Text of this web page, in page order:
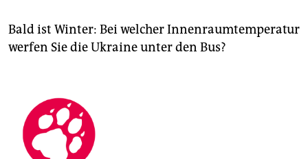
Bald ist Winter: Bei welcher Innenraumtemperatur
werfen Sie die Ukraine unter den Bus?